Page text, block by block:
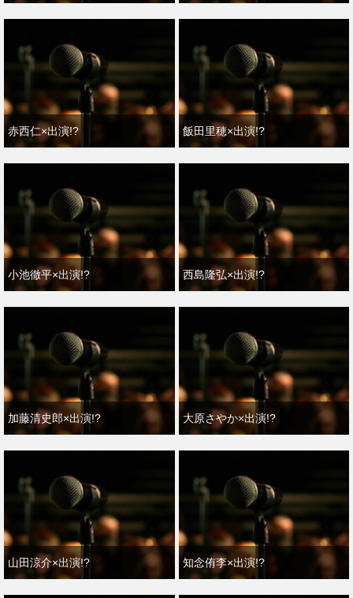
赤西仁×出演!? 飯田里穂×出演!?
小池徹平×出演!? 西島隆弘×出演!?
加藤清史郎×出演!? 大原さやか×出演!?
山田涼介×出演!? 知念侑李×出演!?